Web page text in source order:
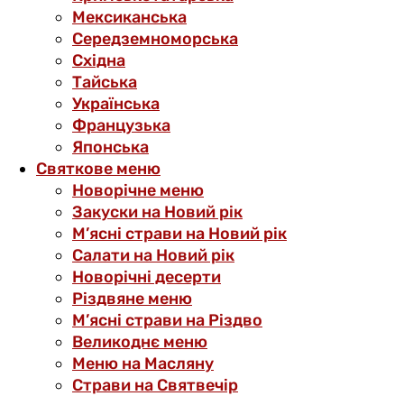
Мексиканська
Середземноморська
Східна
Тайська
Українська
Французька
Японська
Святкове меню
Новорічне меню
Закуски на Новий рік
М’ясні страви на Новий рік
Салати на Новий рік
Новорічні десерти
Різдвяне меню
М’ясні страви на Різдво
Великоднє меню
Меню на Масляну
Страви на Святвечір